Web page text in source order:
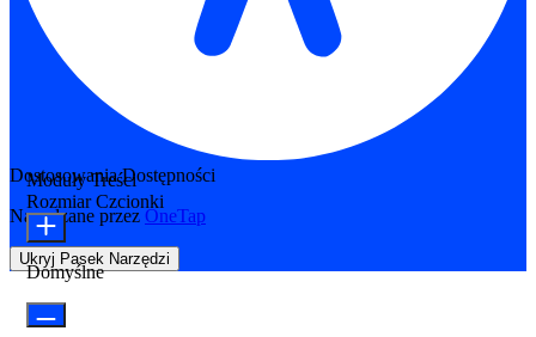
Dostosowania Dostępności
Napędzane przez OneTap
Ukryj Pasek Narzędzi
Moduły Treści
Rozmiar Czcionki
Domyślne